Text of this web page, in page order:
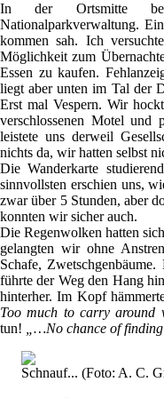
In der Ortsmitte
Nationalparkverwaltung.
kommen sah. Ich
Möglichkeit zum
Essen zu kaufen.
liegt aber unten im Tal der
Erst mal Vespern. Wir
verschlossenen Motel und
leistete uns derweil
nichts da, wir hatten selbst
Die Wanderkarte
sinnvollsten erschien uns,
zwar über 5 Stunden, aber
konnten wir sicher auch.
Die Regenwolken hatten
gelangten wir ohne
Schafe,
führte der Weg den Hang
hinterher. Im Kopf
Too much to carry
tun!
„…No chance of
Schnauf... (Foto: A. C.